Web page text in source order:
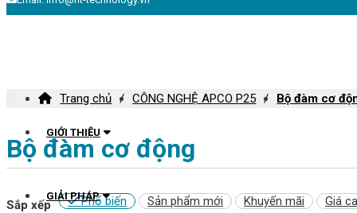
GIỚI THIỆU
GIẢI PHÁP
Trang chủ CÔNG NGHỆ APCO P25 Bộ đàm cơ
Bộ đàm cơ động
Sắp xếp Phổ biến Sản phẩm mới Khuyến mãi Giá